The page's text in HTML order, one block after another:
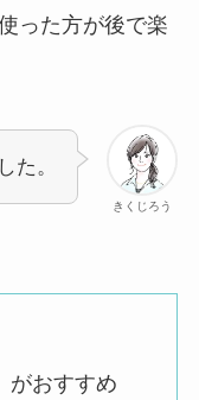
った方が後で楽
きくじろう
た。
がおすすめ